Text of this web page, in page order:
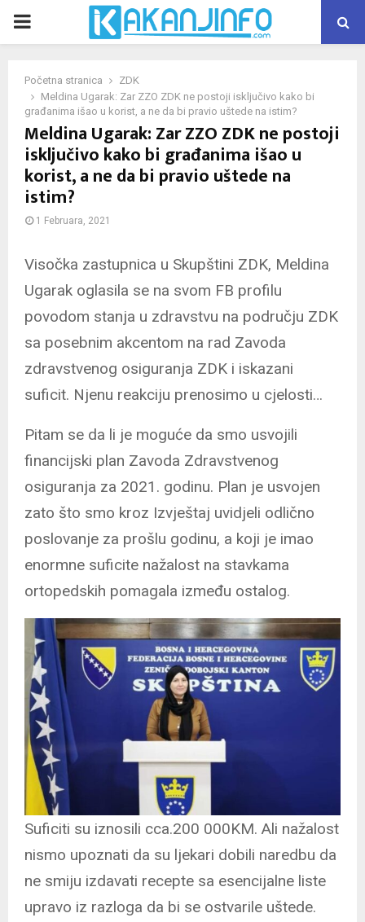
PRIMARY
Početna stranica
ZDK
Meldina Ugarak: Zar ZZO ZDK ne postoji isključivo kako bi
građanima išao u korist, a ne da bi pravio uštede na istim?
Meldina Ugarak: Zar ZZO ZDK ne postoji
isključivo kako bi građanima išao u
korist, a ne da bi pravio uštede na
istim?
1 Februara, 2021
Visočka zastupnica u Skupštini ZDK, Meldina
Ugarak oglasila se na svom FB profilu
povodom stanja u zdravstvu na području ZDK
sa posebnim akcentom na rad Zavoda
zdravstvenog osiguranja ZDK i iskazani
suficit. Njenu reakciju prenosimo u cjelosti…
Pitam se da li je moguće da smo usvojili
financijski plan Zavoda Zdravstvenog
osiguranja za 2021. godinu. Plan je usvojen
zato što smo kroz Izvještaj uvidjeli odlično
poslovanje za prošlu godinu, a koji je imao
enormne suficite nažalost na stavkama
ortopedskih pomagala između ostalog.
Suficiti su iznosili cca.200 000KM. Ali nažalost
nismo upoznati da su ljekari dobili naredbu da
ne smiju izdavati recepte sa esencijalne liste
upravo iz razloga da bi se ostvarile uštede.